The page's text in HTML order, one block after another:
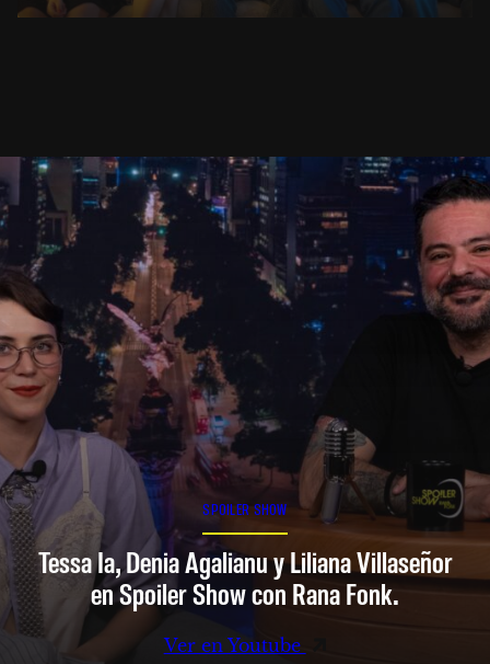
SPOILER SHOW
Tessa Ia, Denia Agalianu y Liliana Villaseñor
en Spoiler Show con Rana Fonk.
Ver en Youtube